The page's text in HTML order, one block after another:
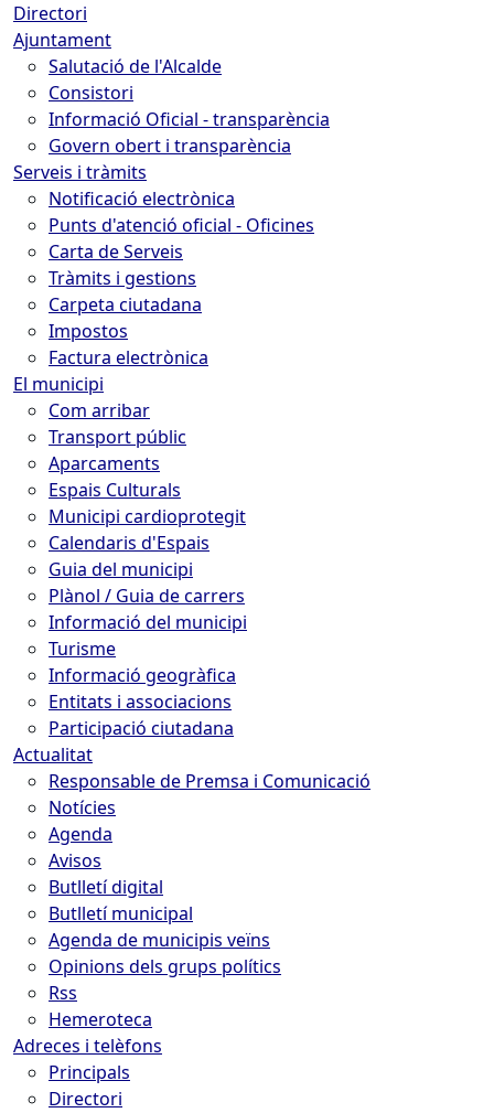
Directori
Ajuntament
Salutació de l'Alcalde
Consistori
Informació Oficial - transparència
Govern obert i transparència
Serveis i tràmits
Notificació electrònica
Punts d'atenció oficial - Oficines
Carta de Serveis
Tràmits i gestions
Carpeta ciutadana
Impostos
Factura electrònica
El municipi
Com arribar
Transport públic
Aparcaments
Espais Culturals
Municipi cardioprotegit
Calendaris d'Espais
Guia del municipi
Plànol / Guia de carrers
Informació del municipi
Turisme
Informació geogràfica
Entitats i associacions
Participació ciutadana
Actualitat
Responsable de Premsa i Comunicació
Notícies
Agenda
Avisos
Butlletí digital
Butlletí municipal
Agenda de municipis veïns
Opinions dels grups polítics
Rss
Hemeroteca
Adreces i telèfons
Principals
Directori